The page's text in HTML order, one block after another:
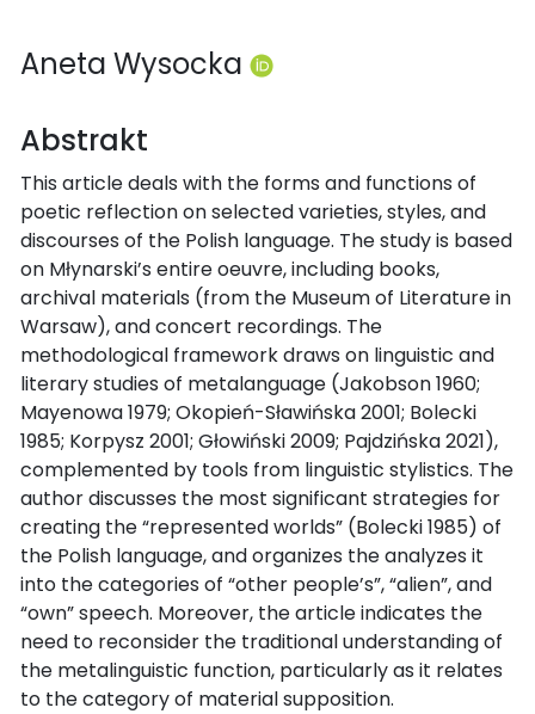
Aneta Wysocka
Abstrakt
This article deals with the forms and functions of
poetic reflection on selected varieties, styles, and
discourses of the Polish language. The study is based
on Młynarski’s entire oeuvre, including books,
archival materials (from the Museum of Literature in
Warsaw), and concert recordings. The
methodological framework draws on linguistic and
literary studies of metalanguage (Jakobson 1960;
Mayenowa 1979; Okopień-Sławińska 2001; Bolecki
1985; Korpysz 2001; Głowiński 2009; Pajdzińska 2021),
complemented by tools from linguistic stylistics. The
author discusses the most significant strategies for
creating the “represented worlds” (Bolecki 1985) of
the Polish language, and organizes the analyzes it
into the categories of “other people’s”, “alien”, and
“own” speech. Moreover, the article indicates the
need to reconsider the traditional understanding of
the metalinguistic function, particularly as it relates
to the category of material supposition.